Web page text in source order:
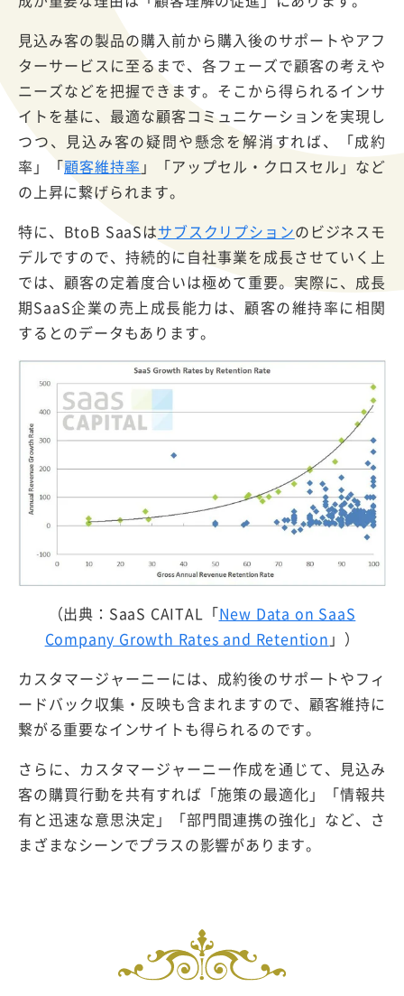
見込み客の製品の購入前から購入後のサポートやアフ
ターサービスに至るまで、各フェーズで顧客の考えや
ニーズなどを把握できます。そこから得られるインサ
イトを基に、最適な顧客コミュニケーションを実現し
つつ、見込み客の疑問や懸念を解消すれば、「成約
率」「顧客維持率 」「アップセル・クロスセル」など
の上昇に繋げられます。
特に、BtoB SaaSはサブスクリプションのビジネスモ
デルですので、持続的に自社事業を成長させていく上
では、顧客の定着度合いは極めて重要。実際に、成長
期SaaS企業の売上成長能力は、顧客の維持率に相関
するとのデータもあります。
（出典：SaaS CAITAL「New Data on SaaS
Company Growth Rates and Retention 」）
カスタマージャーニーには、成約後のサポートやフィ
ードバック収集・反映も含まれますので、顧客維持に
繋がる重要なインサイトも得られるのです。
さらに、カスタマージャーニー作成を通じて、見込み
客の購買行動を共有すれば「施策の最適化」「情報共
有と迅速な意思決定」「部門間連携の強化」など、さ
まざまなシーンでプラスの影響があります。